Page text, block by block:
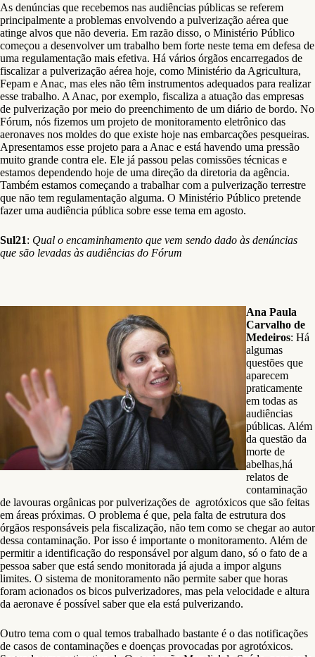
As denúncias que recebemos nas audiências públicas se referem
principalmente a problemas envolvendo a pulverização aérea que
atinge alvos que não deveria. Em razão disso, o Ministério Público
começou a desenvolver um trabalho bem forte neste tema em defesa de
uma regulamentação mais efetiva. Há vários órgãos encarregados de
fiscalizar a pulverização aérea hoje, como Ministério da Agricultura,
Fepam e Anac, mas eles não têm instrumentos adequados para realizar
esse trabalho. A Anac, por exemplo, fiscaliza a atuação das empresas
de pulverização por meio do preenchimento de um diário de bordo. No
Fórum, nós fizemos um projeto de monitoramento eletrônico das
aeronaves nos moldes do que existe hoje nas embarcações pesqueiras.
Apresentamos esse projeto para a Anac e está havendo uma pressão
muito grande contra ele. Ele já passou pelas comissões técnicas e
estamos dependendo hoje de uma direção da diretoria da agência.
Também estamos começando a trabalhar com a pulverização terrestre
que não tem regulamentação alguma. O Ministério Público pretende
fazer uma audiência pública sobre esse tema em agosto.
Sul21: Qual o encaminhamento que vem sendo dado às denúncias
que são levadas às audiências do Fórum
Ana Paula
Carvalho de
Medeiros: Há
algumas
questões que
aparecem
praticamente
em todas as
audiências
públicas. Além
da questão da
morte de
abelhas,há
relatos de
contaminação
de lavouras orgânicas por pulverizações de agrotóxicos que são feitas
em áreas próximas. O problema é que, pela falta de estrutura dos
órgãos responsáveis pela fiscalização, não tem como se chegar ao autor
dessa contaminação. Por isso é importante o monitoramento. Além de
permitir a identificação do responsável por algum dano, só o fato de a
pessoa saber que está sendo monitorada já ajuda a impor alguns
limites. O sistema de monitoramento não permite saber que horas
foram acionados os bicos pulverizadores, mas pela velocidade e altura
da aeronave é possível saber que ela está pulverizando.
Outro tema com o qual temos trabalhado bastante é o das notificações
de casos de contaminações e doenças provocadas por agrotóxicos.